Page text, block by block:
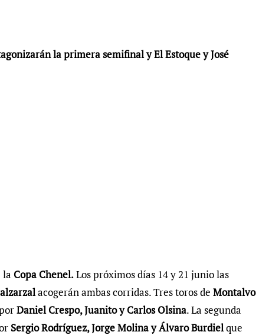
la primera semifinal y El Estoque y José
la Copa Chenel.Los próximos días 14 y 21 junio las
acogerán ambas corridas. Tres toros de Montalvo
Daniel Crespo, Juanito y Carlos Olsina. La segunda
Sergio Rodríguez, Jorge Molina y Álvaro Burdielque